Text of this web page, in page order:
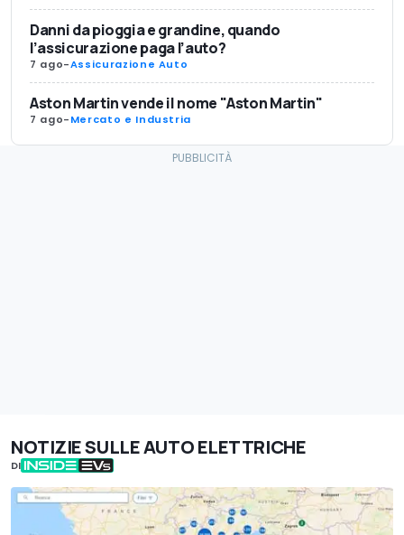
Danni da pioggia e grandine, quando
l’assicurazione paga l’auto?
7 ago-Assicurazione Auto
Aston Martin vende il nome "Aston Martin"
7 ago-Mercato e Industria
NOTIZIE SULLE AUTO ELETTRICHE
DI